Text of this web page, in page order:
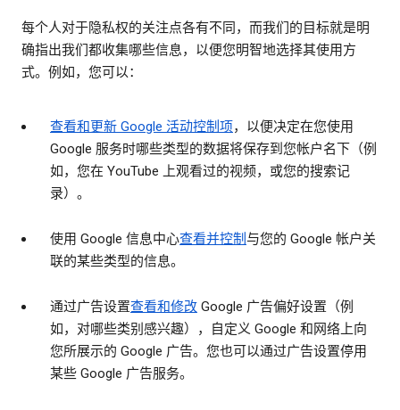
每个人对于隐私权的关注点各有不同，而我们的目标就是明
确指出我们都收集哪些信息，以便您明智地选择其使用方
式。例如，您可以：
查看和更新 Google 活动控制项，以便决定在您使用
Google 服务时哪些类型的数据将保存到您帐户名下（例
如，您在 YouTube 上观看过的视频，或您的搜索记
录）。
使用 Google 信息中心查看并控制与您的 Google 帐户关
联的某些类型的信息。
通过广告设置查看和修改 Google 广告偏好设置（例
如，对哪些类别感兴趣），自定义 Google 和网络上向
您所展示的 Google 广告。您也可以通过广告设置停用
某些 Google 广告服务。